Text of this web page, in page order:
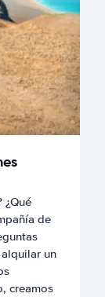
¿Qué
de
un
creamos